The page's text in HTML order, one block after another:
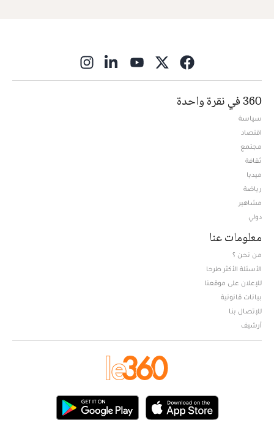
360 في نقرة واحدة
سياسة
اقتصاد
مجتمع
ثقافة
ميديا
رياضة
مشاهير
دولي
معلومات عنا
من نحن ؟
الأسئلة الأكثر طرحا
للإعلان على موقعنا
بيانات قانونية
للإتصال بنا
أرشيف